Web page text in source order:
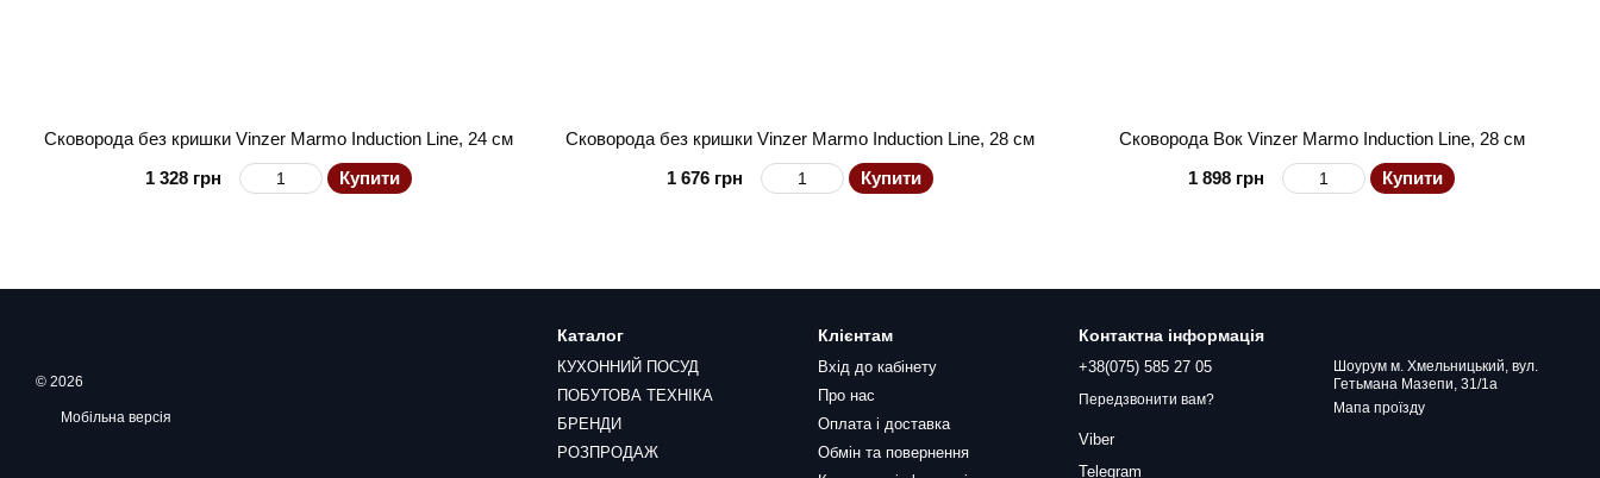
Сковорода без кришки Vinzer Marmo Induction Line, 24 см
1 328 грн
Купити
Сковорода без кришки Vinzer Marmo Induction Line, 28 см
1 676 грн
Купити
Сковорода Вок Vinzer Marmo Induction Line, 28 см
1 898 грн
Купити
© 2026
Мобільна версія
Каталог
КУХОННИЙ ПОСУД
ПОБУТОВА ТЕХНІКА
БРЕНДИ
РОЗПРОДАЖ
Клієнтам
Вхід до кабінету
Про нас
Оплата і доставка
Обмін та повернення
Контактна інформація
+38(075) 585 27 05
Передзвонити вам?
Viber
Telegram
Шоурум м. Хмельницький, вул.
Гетьмана Мазепи, 31/1а
Мапа проїзду